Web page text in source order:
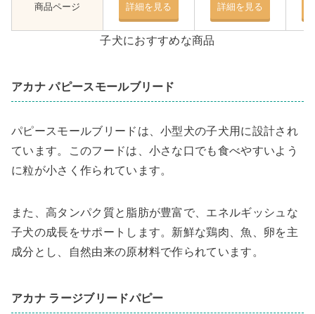
商品ページ 詳細を見る 詳細を見る
子犬におすすめな商品
アカナ パピースモールブリード
パピースモールブリードは、小型犬の子犬用に設計され
ています。このフードは、小さな口でも食べやすいよう
に粒が小さく作られています。
また、高タンパク質と脂肪が豊富で、エネルギッシュな
子犬の成長をサポートします。新鮮な鶏肉、魚、卵を主
成分とし、自然由来の原材料で作られています。
アカナ ラージブリードパピー